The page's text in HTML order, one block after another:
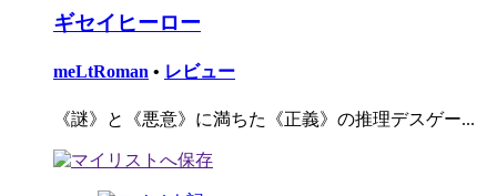
ギセイヒーロー
meLtRoman • レビュー
《謎》と《悪意》に満ちた《正義》の推理デスゲー...